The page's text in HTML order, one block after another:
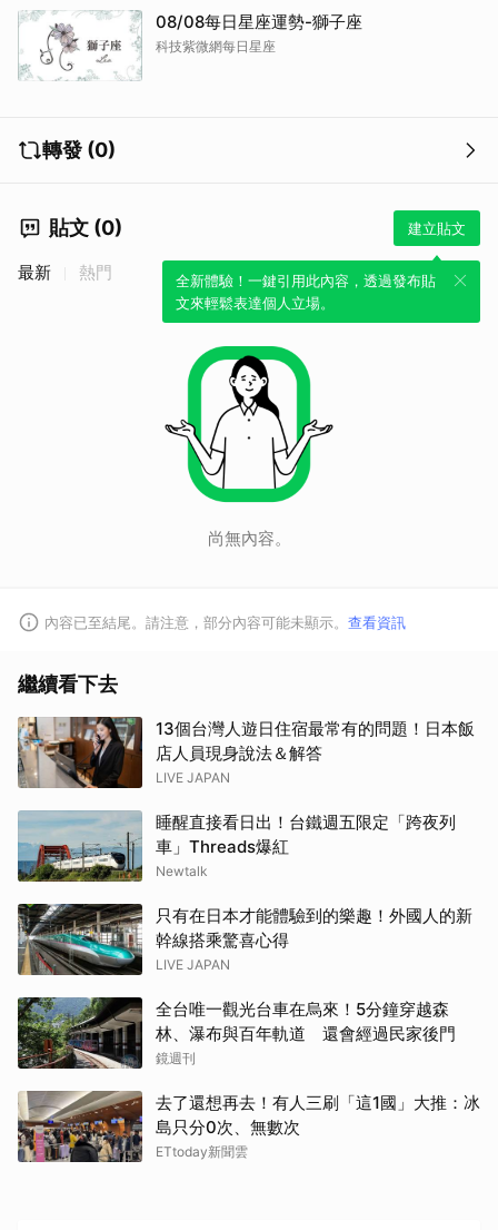
08/08每日星座運勢-獅子座
科技紫微網每日星座
轉發 (0)
貼文 (0) 建立貼文
全新體驗！一鍵引用此內容，透過發布貼
文來輕鬆表達個人立場。
最新 熱門
尚無內容。
內容已至結尾。請注意，部分內容可能未顯示。 查看資訊
繼續看下去
13個台灣人遊日住宿最常有的問題！日本飯
店人員現身說法＆解答
LIVE JAPAN
睡醒直接看日出！台鐵週五限定「跨夜列
車」Threads爆紅
Newtalk
只有在日本才能體驗到的樂趣！外國人的新
幹線搭乘驚喜心得
LIVE JAPAN
全台唯一觀光台車在烏來！5分鐘穿越森
林、瀑布與百年軌道 還會經過民家後門
鏡週刊
去了還想再去！有人三刷「這1國」大推：冰
島只分0次、無數次
ETtoday新聞雲